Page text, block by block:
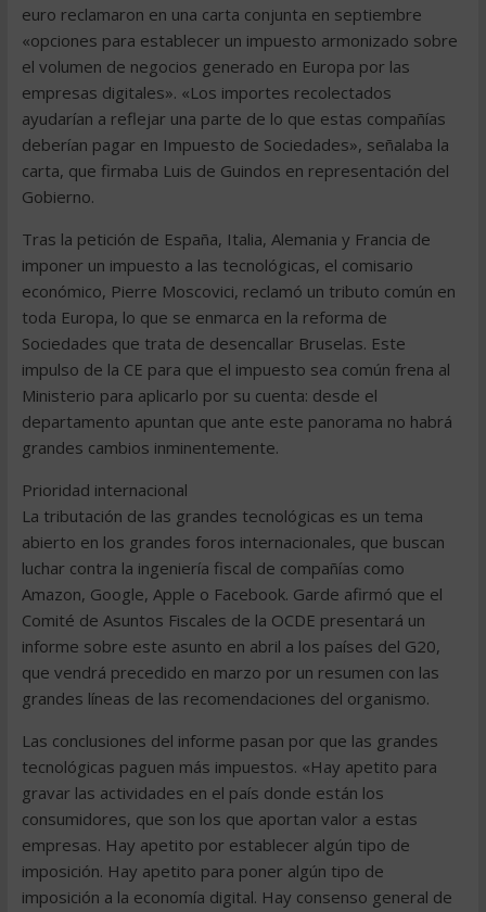
euro reclamaron en una carta conjunta en septiembre
«opciones para establecer un impuesto armonizado sobre
el volumen de negocios generado en Europa por las
empresas digitales». «Los importes recolectados
ayudarían a reflejar una parte de lo que estas compañías
deberían pagar en Impuesto de Sociedades», señalaba la
carta, que firmaba Luis de Guindos en representación del
Gobierno.
Tras la petición de España, Italia, Alemania y Francia de
imponer un impuesto a las tecnológicas, el comisario
económico, Pierre Moscovici, reclamó un tributo común en
toda Europa, lo que se enmarca en la reforma de
Sociedades que trata de desencallar Bruselas. Este
impulso de la CE para que el impuesto sea común frena al
Ministerio para aplicarlo por su cuenta: desde el
departamento apuntan que ante este panorama no habrá
grandes cambios inminentemente.
Prioridad internacional
La tributación de las grandes tecnológicas es un tema
abierto en los grandes foros internacionales, que buscan
luchar contra la ingeniería fiscal de compañías como
Amazon, Google, Apple o Facebook. Garde afirmó que el
Comité de Asuntos Fiscales de la OCDE presentará un
informe sobre este asunto en abril a los países del G20,
que vendrá precedido en marzo por un resumen con las
grandes líneas de las recomendaciones del organismo.
Las conclusiones del informe pasan por que las grandes
tecnológicas paguen más impuestos. «Hay apetito para
gravar las actividades en el país donde están los
consumidores, que son los que aportan valor a estas
empresas. Hay apetito por establecer algún tipo de
imposición. Hay apetito para poner algún tipo de
imposición a la economía digital. Hay consenso general de